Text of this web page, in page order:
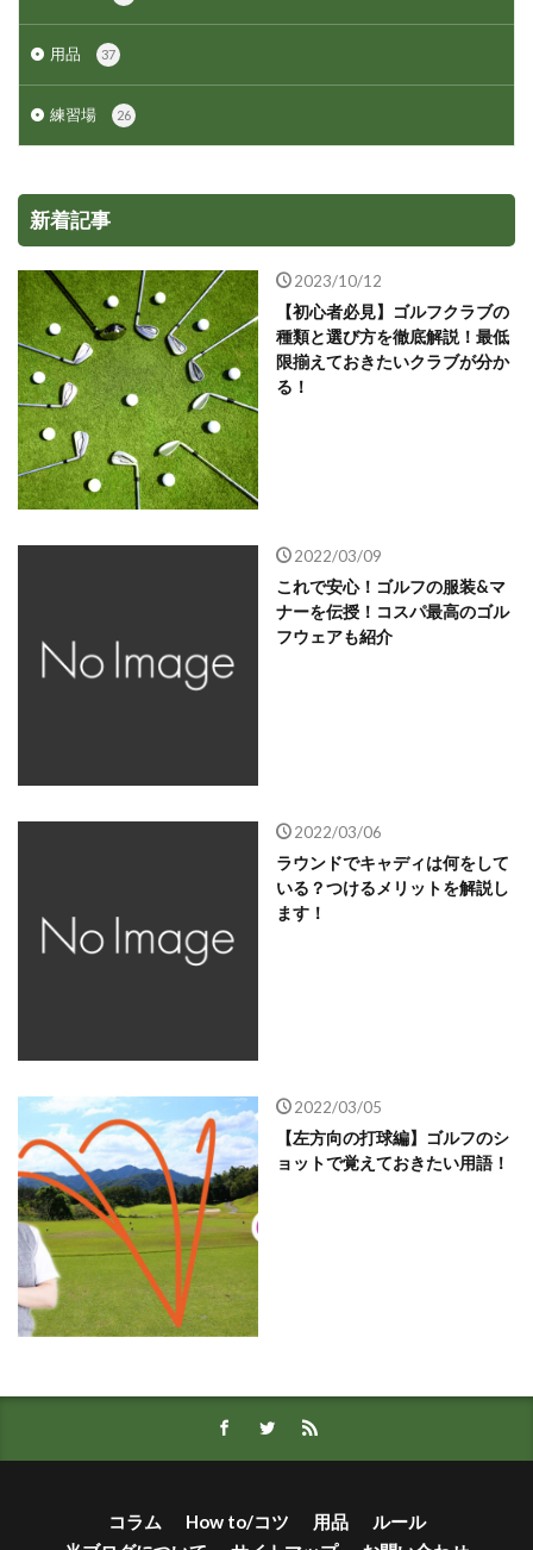
用品 37
練習場 26
新着記事
2023/10/12
【初心者必見】ゴルフクラブの
種類と選び方を徹底解説！最低
限揃えておきたいクラブが分か
る！
2022/03/09
これで安心！ゴルフの服装&マ
ナーを伝授！コスパ最高のゴル
フウェアも紹介
2022/03/06
ラウンドでキャディは何をして
いる？つけるメリットを解説し
ます！
2022/03/05
【左方向の打球編】ゴルフのシ
ョットで覚えておきたい用語！
コラム How to/コツ 用品
ルール